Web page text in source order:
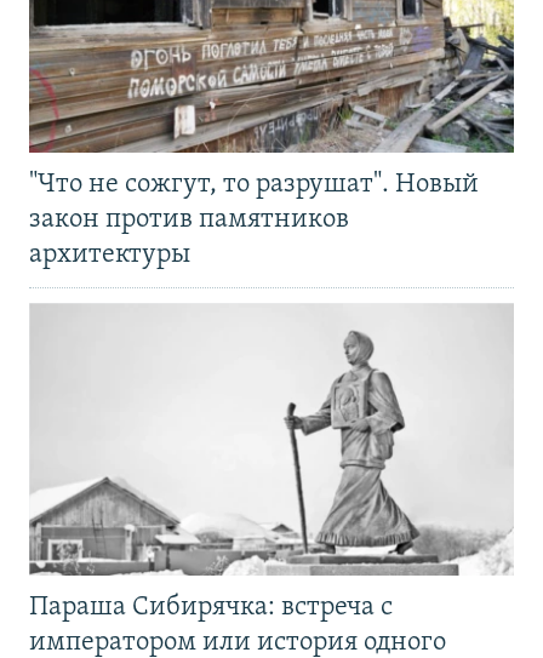
"Что не сожгут, то разрушат". Новый
закон против памятников
архитектуры
Параша Сибирячка: встреча с
императором или история одного